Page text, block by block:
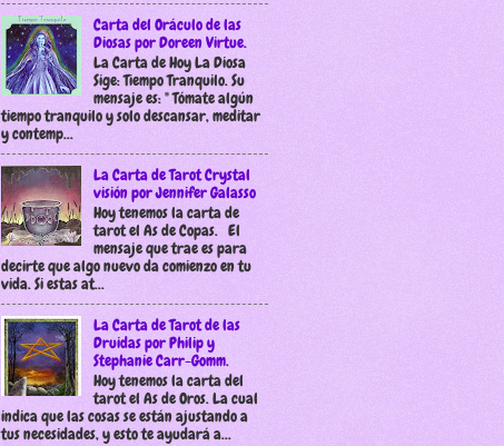
Carta del Oráculo de las
Diosas por Doreen Virtue.
La Carta de Hoy La Diosa
Sige: Tiempo Tranquilo. Su
mensaje es: " Tómate algún
tiempo tranquilo y solo descansar, meditar
y contemp...
La Carta de Tarot Crystal
visión por Jennifer Galasso
Hoy tenemos la carta de
tarot el As de Copas. El
mensaje que trae es para
decirte que algo nuevo da comienzo en tu
vida. Si estas at...
La Carta de Tarot de las
Druidas por Philip y
Stephanie Carr-Gomm.
Hoy tenemos la carta del
tarot el As de Oros. La cual
indica que las cosas se están ajustando a
tus necesidades, y esto te ayudará a...